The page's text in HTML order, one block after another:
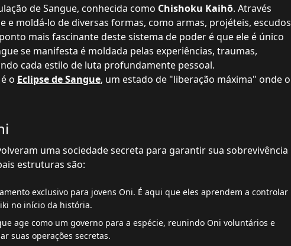
de Sangue, conhecida como Chishoku Kaihō. Através
e moldá-lo de diversas formas, como armas, projéteis, escudos
mais fascinante deste sistema de poder é que ele é único
se manifesta é moldada pelas experiências, traumas,
cada estilo de luta profundamente pessoal.
o Eclipse de Sangue, um estado de "liberação máxima" onde o
uma sociedade secreta para garantir sua sobrevivência
estruturas são:
exclusivo para jovens Oni. É aqui que eles aprendem a controlar
no início da história.
age como um governo para a espécie, reunindo Oni voluntários e
suas operações secretas.